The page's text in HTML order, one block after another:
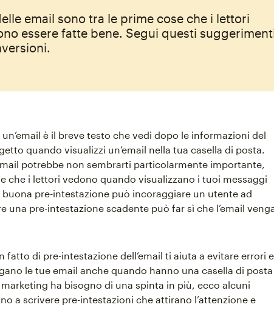
email sono tra le prime cose che i lettori
essere fatte bene. Segui questi
è il breve testo che vedi dopo le informazioni del
quando visualizzi un’email nella tua casella di posta.
potrebbe non sembrarti particolarmente importante,
che i lettori vedono quando visualizzano i tuoi messaggi
pre-intestazione può incoraggiare un utente ad
una pre-intestazione scadente può far sì che l’email
fatto di pre-intestazione dell’email ti aiuta a evitare errori e
le tue email anche quando hanno una casella di posta
ha bisogno di una spinta in più, ecco alcuni
a scrivere pre-intestazioni che attirano l’attenzione e